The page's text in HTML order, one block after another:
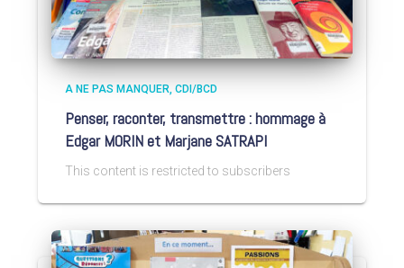
A NE PAS MANQUER CDI/BCD
Penser, raconter, transmettre : hommage à
Edgar MORIN et Marjane SATRAPI
This content is restricted to subscribers